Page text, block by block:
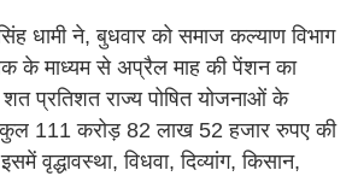
धामी ने, बुधवार को समाज कल्याण विभाग
के माध्यम से अप्रैल माह की पेंशन का
प्रतिशत राज्य पोषित योजनाओं के
111 करोड़ 82 लाख 52 हजार रुपए की
वृद्धावस्था, विधवा, दिव्यांग, किसान,